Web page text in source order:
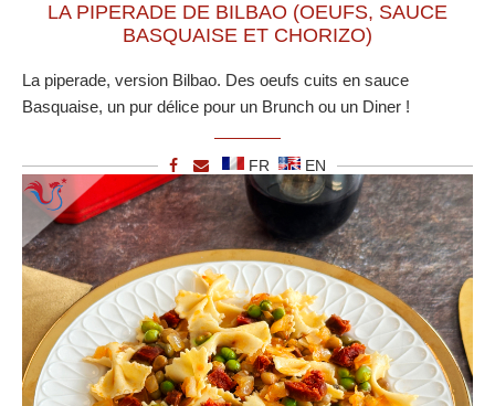
LA PIPERADE DE BILBAO (OEUFS, SAUCE
BASQUAISE ET CHORIZO)
La piperade, version Bilbao. Des oeufs cuits en sauce
Basquaise, un pur délice pour un Brunch ou un Diner !
FR EN